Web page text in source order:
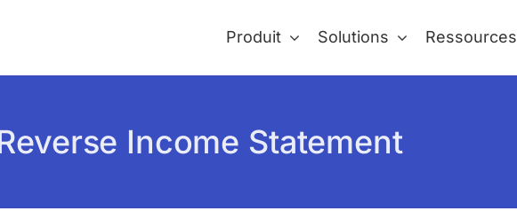
Produit Solutions Ressources
Income Statement